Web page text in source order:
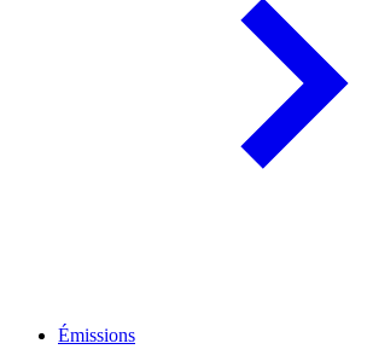
Émissions